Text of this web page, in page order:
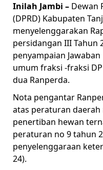
Inilah Jambi – Dewan
(DPRD) Kabupaten
menyelenggarakan
persidangan III Tahun
penyampaian
umum fraksi -fraksi
dua Ranperda.
Nota pengantar
atas peraturan
penertiban hewan
peraturan no 9 tahun
penyelenggaraan
24).